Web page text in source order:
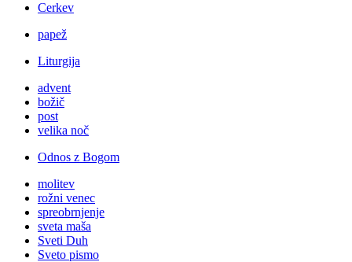
Cerkev
papež
Liturgija
advent
božič
post
velika noč
Odnos z Bogom
molitev
rožni venec
spreobrnjenje
sveta maša
Sveti Duh
Sveto pismo